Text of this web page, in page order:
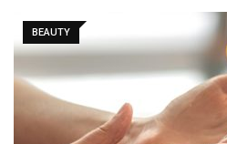
BEAUTY